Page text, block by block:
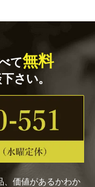
て無料
さい。
、価値があるかわか